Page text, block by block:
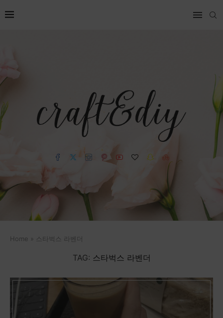
Home » 스타벅스 라벤더
TAG: 스타벅스 라벤더